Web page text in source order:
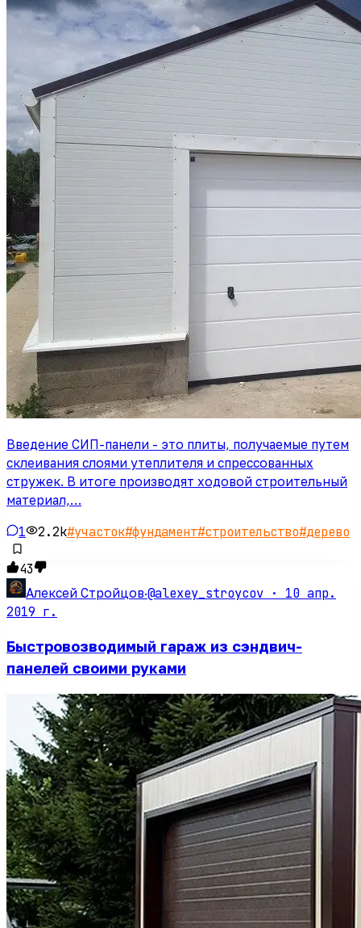
Введение СИП-панели - это плиты, получаемые путем
склеивания слоями утеплителя и спрессованных
стружек. В итоге производят ходовой строительный
материал,…
1 2.2k#участок#фундамент#строительство#дерево
43
Алексей Стройцов·@alexey_stroycov · 10 апр.
2019 г.
Быстровозводимый гараж из сэндвич-
панелей своими руками